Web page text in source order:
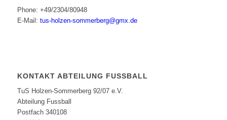
Phone: +49/2304/80948
E-Mail: tus-holzen-sommerberg@gmx.de
KONTAKT ABTEILUNG FUSSBALL
TuS Holzen-Sommerberg 92/07 e.V.
Abteilung Fussball
Postfach 340108